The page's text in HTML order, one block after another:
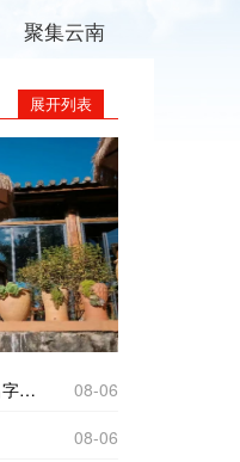
聚集云南
展开列表
火把节，想告诉你一个关于“彝族”名字的故事
08-06
08-06